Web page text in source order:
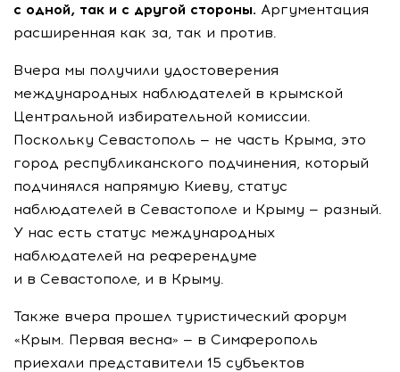
с одной, так и с другой стороны. Аргументация
расширенная как за, так и против.
Вчера мы получили удостоверения
международных наблюдателей в крымской
Центральной избирательной комиссии.
Поскольку Севастополь — не часть Крыма, это
город республиканского подчинения, который
подчинялся напрямую Киеву, статус
наблюдателей в Севастополе и Крыму — разный.
У нас есть статус международных
наблюдателей на референдуме
и в Севастополе, и в Крыму.
Также вчера прошел туристический форум
«Крым. Первая весна» — в Симферополь
приехали представители 15 субъектов